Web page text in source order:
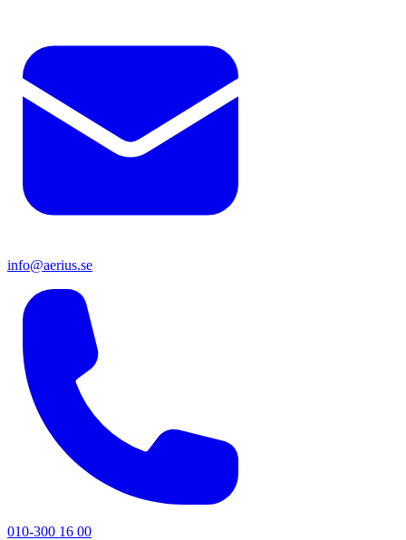
info@aerius.se
010-300 16 00